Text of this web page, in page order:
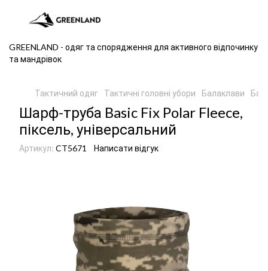
GREENLAND - одяг та спорядження для активного відпочинку
та мандрівок
Тактичний одяг Тактичні головні убори Балаклави
Шарф-труба Basic Fix Polar Fleece,
піксель, універсальний
Артикул: CT5671 Написати відгук